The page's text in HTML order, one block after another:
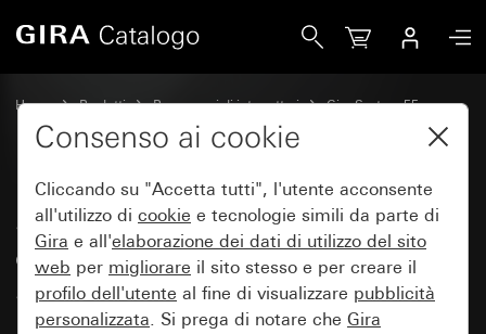
Home Prodotti Programmi di interruttori
Gira System 55
Set di bilancieri per sistemi bus
Set di bilancieri 6 moduli (3+3)
con campo per targhetta
System 55
Consenso ai cookie
Cliccando su "Accetta tutti", l'utente acconsente
all'utilizzo di cookie e tecnologie simili da parte di
Gira e all'elaborazione dei dati di utilizzo del sito
web per migliorare il sito stesso e per creare il
profilo dell'utente al fine di visualizzare pubblicità
personalizzata. Si prega di notare che Gira